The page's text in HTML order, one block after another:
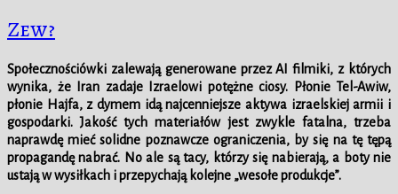
Zew?
Społecznościówki zalewają generowane przez AI filmiki, z których
wynika, że Iran zadaje Izraelowi potężne ciosy. Płonie Tel-Awiw,
płonie Hajfa, z dymem idą najcenniejsze aktywa izraelskiej armii i
gospodarki. Jakość tych materiałów jest zwykle fatalna, trzeba
naprawdę mieć solidne poznawcze ograniczenia, by się na tę tępą
propagandę nabrać. No ale są tacy, którzy się nabierają, a boty nie
ustają w wysiłkach i przepychają kolejne „wesołe produkcje”.